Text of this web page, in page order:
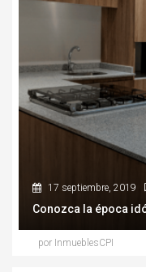
17 septiembre, 2019
por InmueblesCPI